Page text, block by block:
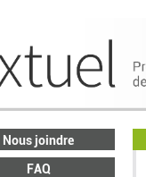
Nous joindre
FAQ